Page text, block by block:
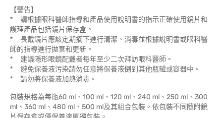
【警告】
* 請根據眼科醫師指導和產品使用說明書的指示正確使用鏡片和
護理產品包括鏡片保存盒。
* 長戴鏡片應該定期摘下進行清潔、消毒並根據說明書或眼科醫
師的指導進行拋棄和更新。
* 建議隱形眼鏡配戴者每年至少二次拜訪眼科醫師。
* 避免保養液污染請勿任意將保養液倒到其他瓶罐或容器中。
* 請勿將保養液加熱消毒。
包裝規格為每瓶60 ml、100 ml、120 ml、240 ml、250 ml、300
ml、360 ml、480 ml、500 ml及其組合包裝。依包裝不同隨附鏡